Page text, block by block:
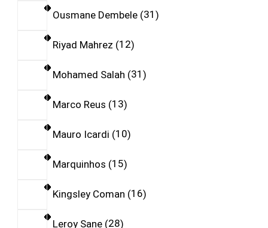
Ousmane Dembele 31
Riyad Mahrez 12
Mohamed Salah 31
Marco Reus 13
Mauro Icardi 10
Marquinhos 15
Kingsley Coman 16
Leroy Sane 28